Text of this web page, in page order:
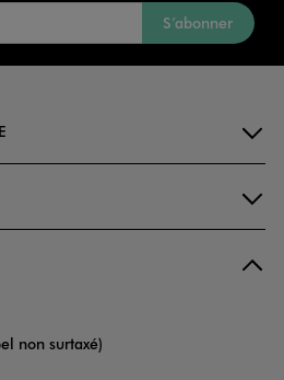
S’abonner
non surtaxé)